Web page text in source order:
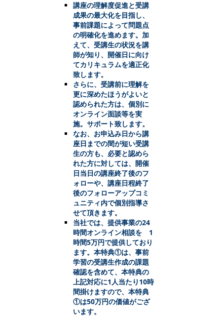
講座の理解度促進と受講
成果の最大化を目指し、
事前課題によって問題点
の明確化を進めます。加
えて、受講生の状況を講
師が知り、開催日に向け
てカリキュラムを適正化
致します。
さらに、受講前に理解を
更に深めたほうがよいと
認められた方は、個別に
オンライン面談等を実
施。サポート致します。
なお、お申込み日から講
座日までの間が短い受講
生の方も、必要と認めら
れた方に対しては、開催
日当日の講座終了後のフ
ォローや、講座日程終了
後のフォローアップコミ
ュニティ内で個別指導さ
せて頂きます。
当社では、提供事業の24
時間オンライン相談を 1
時間5万円で提供しており
ます。本特典①は、事前
学習の受講生作成の課題
確認を含めて、本特典の
上記対応に1人当たり10時
間掛けますので、本特典
①は50万円の価値がござ
います。